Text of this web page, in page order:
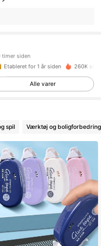
timer siden
Etableret for 1 år siden 260K
Alle varer
spil Værktøj og boligforbedring